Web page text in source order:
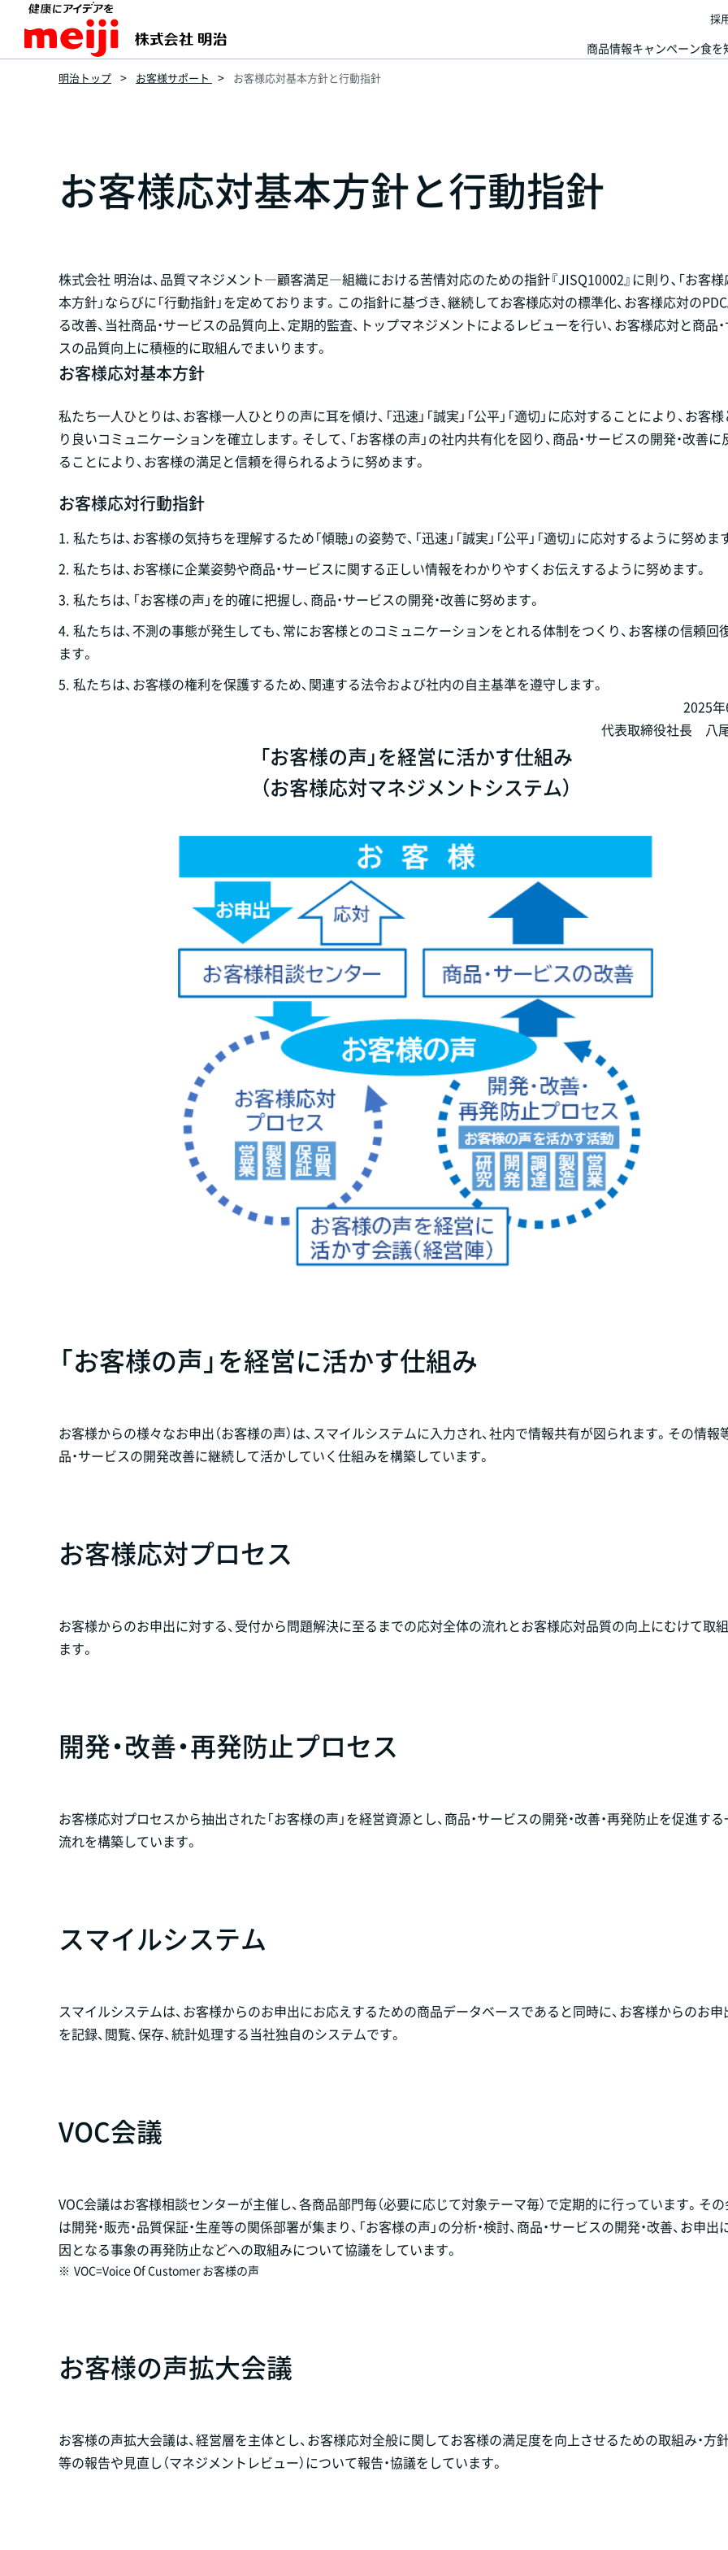
商品情報キャンペーン食を
採
明治トップ お客様サポート お客様応対基本方針と行動指針
お客様応対基本方針と行動指針
株式会社 明治は、品質マネジメント―顧客満足―組織における苦情対応のための指針『JISQ10002』に則り､「お客
本方針」ならびに「行動指針」を定めております。この指針に基づき､継続してお客様応対の標準化、お客様応対の
る改善、当社商品・サービスの品質向上、定期的監査、トップマネジメントによるレビューを行い、お客様応対と商品
スの品質向上に積極的に取組んでまいります。
お客様応対基本方針
私たち一人ひとりは、お客様一人ひとりの声に耳を傾け、「迅速」「誠実」「公平」「適切」に応対することにより、お客
り良いコミュニケーションを確立します。そして、「お客様の声」の社内共有化を図り、商品・サービスの開発・改善
ることにより、お客様の満足と信頼を得られるように努めます。
お客様応対行動指針
1. 私たちは、お客様の気持ちを理解するため「傾聴」の姿勢で、「迅速」「誠実」「公平」「適切」に応対するように努めま
2. 私たちは、お客様に企業姿勢や商品・サービスに関する正しい情報をわかりやすくお伝えするように努めます。
3. 私たちは、「お客様の声」を的確に把握し、商品・サービスの開発・改善に努めます。
4. 私たちは、不測の事態が発生しても、常にお客様とのコミュニケーションをとれる体制をつくり、お客様の信頼回
ます。
5. 私たちは、お客様の権利を保護するため、関連する法令および社内の自主基準を遵守します。
2025
代表取締役社長 八
「お客様の声」を経営に活かす仕組み
（お客様応対マネジメントシステム）
「お客様の声」を経営に活かす仕組み
お客様からの様々なお申出（お客様の声）は、スマイルシステムに入力され、社内で情報共有が図られます。その情報
品・サービスの開発改善に継続して活かしていく仕組みを構築しています。
お客様応対プロセス
お客様からのお申出に対する、受付から問題解決に至るまでの応対全体の流れとお客様応対品質の向上にむけて取
ます。
開発・改善・再発防止プロセス
お客様応対プロセスから抽出された「お客様の声」を経営資源とし、商品・サービスの開発・改善・再発防止を促進す
流れを構築しています。
スマイルシステム
スマイルシステムは、お客様からのお申出にお応えするための商品データベースであると同時に、お客様からのお申
を記録、閲覧、保存、統計処理する当社独自のシステムです。
VOC会議
VOC会議はお客様相談センターが主催し、各商品部門毎（必要に応じて対象テーマ毎）で定期的に行っています。そ
は開発・販売・品質保証・生産等の関係部署が集まり、「お客様の声」の分析・検討、商品・サービスの開発・改善、お申出
因となる事象の再発防止などへの取組みについて協議をしています。
※ VOC=Voice Of Customer お客様の声
お客様の声拡大会議
お客様の声拡大会議は、経営層を主体とし、お客様応対全般に関してお客様の満足度を向上させるための取組み・方
等の報告や見直し（マネジメントレビュー）について報告・協議をしています。